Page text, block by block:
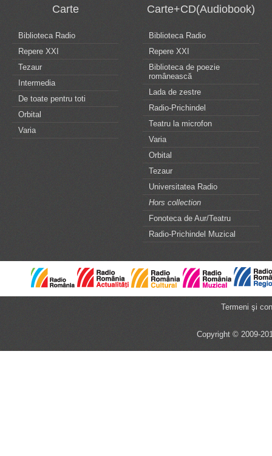
Carte
Biblioteca Radio
Repere XXI
Tezaur
Intermedia
De toate pentru toti
Orbital
Varia
Carte+CD(Audiobook)
Biblioteca Radio
Repere XXI
Biblioteca de poezie
românească
Lada de zestre
Radio-Prichindel
Teatru la microfon
Varia
Orbital
Tezaur
Universitatea Radio
Hors collection
Fonoteca de Aur/Teatru
Radio-Prichindel Muzical
Termeni şi
Copyright © 2009-